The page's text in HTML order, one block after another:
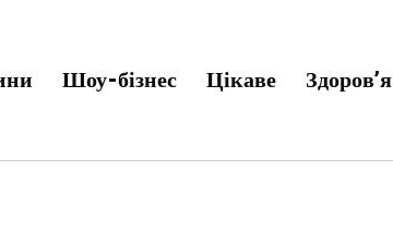
Шоу-бізнес Цікаве Здоров’я